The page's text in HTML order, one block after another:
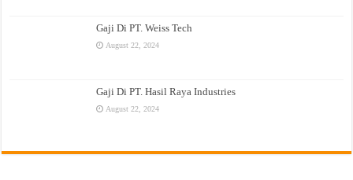
Gaji Di PT. Weiss Tech
August 22, 2024
Gaji Di PT. Hasil Raya Industries
August 22, 2024